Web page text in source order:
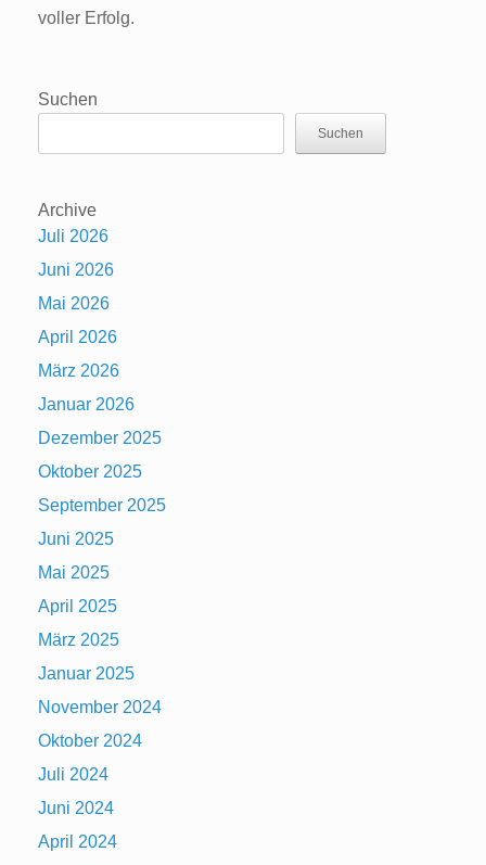
voller Erfolg.
Suchen
Suchen
Archive
Juli 2026
Juni 2026
Mai 2026
April 2026
März 2026
Januar 2026
Dezember 2025
Oktober 2025
September 2025
Juni 2025
Mai 2025
April 2025
März 2025
Januar 2025
November 2024
Oktober 2024
Juli 2024
Juni 2024
April 2024